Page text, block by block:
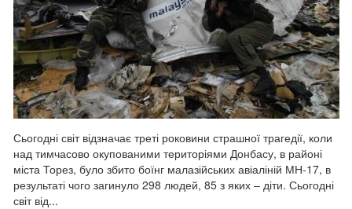
Сьогодні світ відзначає треті роковини страшної трагедії, коли
над тимчасово окупованими територіями Донбасу, в районі
міста Торез, було збито боїнг малазійських авіаліній МН-17, в
результаті чого загинуло 298 людей, 85 з яких – діти. Сьогодні
світ від...